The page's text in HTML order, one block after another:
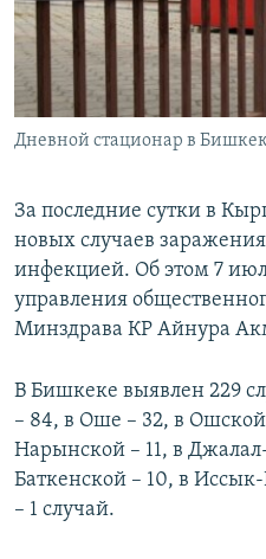
Дневной стационар в
За последние сутки в
новых случаев
инфекцией. Об этом 7
управления
Минздрава КР Айнура
В Бишкеке выявлен 229
– 84, в Оше – 32, в Ошской
Нарынской – 11, в
Баткенской – 10, в Иссык-
– 1 случай.